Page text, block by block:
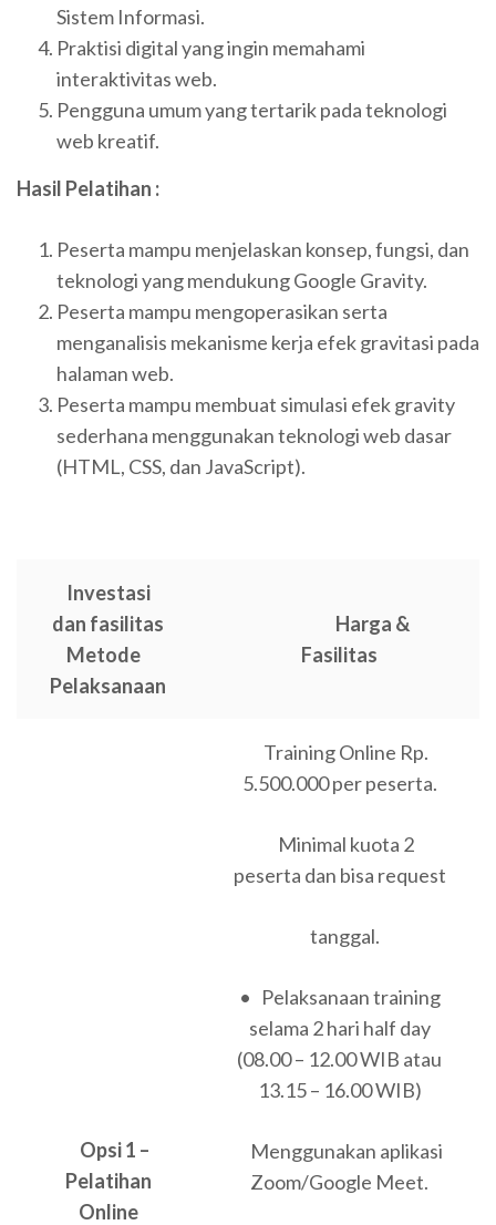
Sistem Informasi.
Praktisi digital yang ingin memahami
interaktivitas web.
Pengguna umum yang tertarik pada teknologi
web kreatif.
Hasil Pelatihan :
Peserta mampu menjelaskan konsep, fungsi, dan
teknologi yang mendukung Google Gravity.
Peserta mampu mengoperasikan serta
menganalisis mekanisme kerja efek gravitasi pada
halaman web.
Peserta mampu membuat simulasi efek gravity
sederhana menggunakan teknologi web dasar
(HTML, CSS, dan JavaScript).
Investasi
dan fasilitas
Metode
Pelaksanaan
Harga &
Fasilitas
Opsi 1 –
Pelatihan
Online
Training Online Rp.
5.500.000 per peserta.
Minimal kuota 2
peserta dan bisa request
tanggal.
• Pelaksanaan training
selama 2 hari half day
(08.00 – 12.00 WIB atau
13.15 – 16.00 WIB)
Menggunakan aplikasi
Zoom/Google Meet.